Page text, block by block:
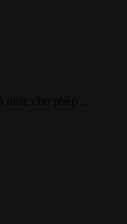
cho phép ..